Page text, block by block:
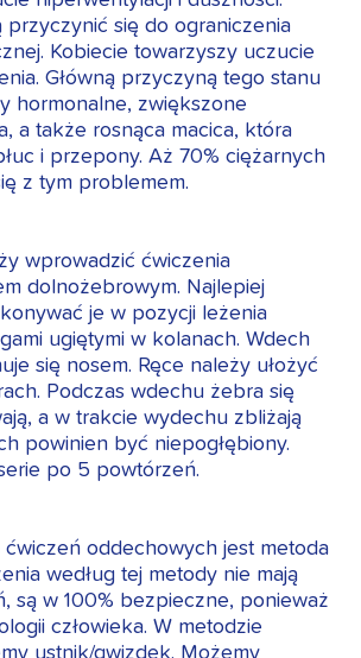
przyczynić się do ograniczenia
Kobiecie towarzyszy uczucie
Główną przyczyną tego stanu
hormonalne, zwiększone
a także rosnąca macica, która
i przepony. Aż 70% ciężarnych
z tym problemem.
wprowadzić ćwiczenia
dolnożebrowym. Najlepiej
je w pozycji leżenia
ugiętymi w kolanach. Wdech
się nosem. Ręce należy ułożyć
Podczas wdechu żebra się
a w trakcie wydechu zbliżają
powinien być niepogłębiony.
po 5 powtórzeń.
ćwiczeń oddechowych jest metoda
według tej metody nie mają
są w 100% bezpieczne, ponieważ
człowieka. W metodzie
ustnik/gwizdek. Możemy